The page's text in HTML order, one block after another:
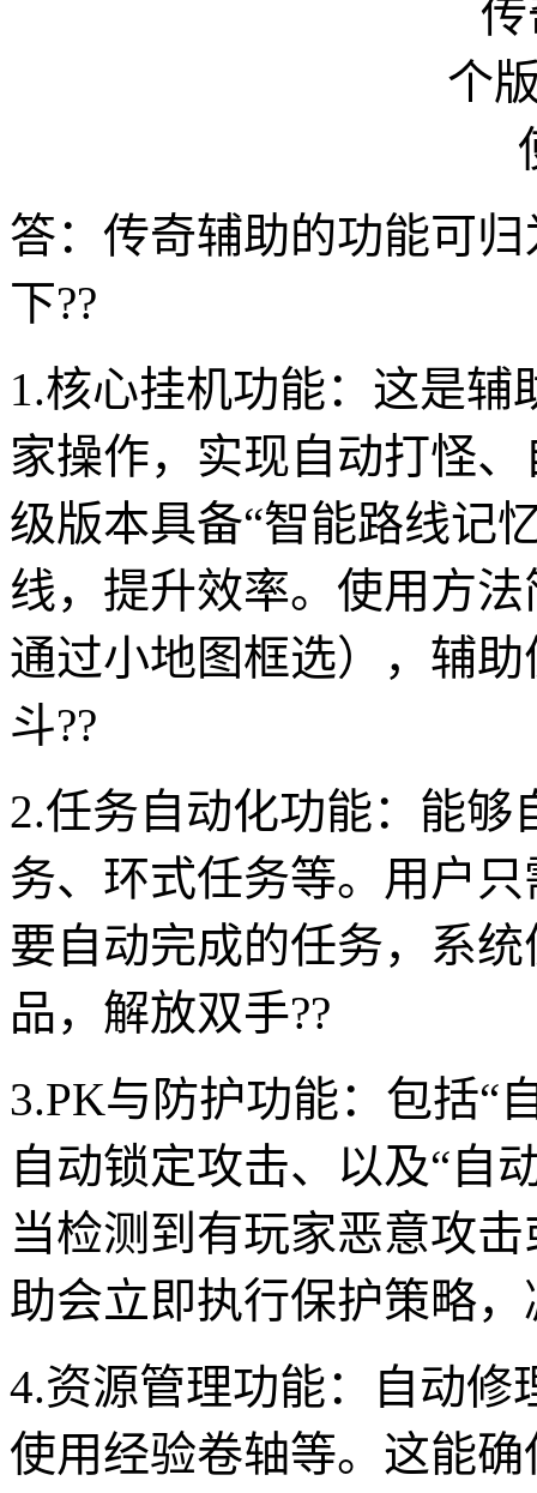
答：传奇辅助的功能可
下??
1.核心挂机功能：这是
家操作，实现自动打怪
级版本具备“智能路线记
线，提升效率。使用方
通过小地图框选），辅
斗??
2.任务自动化功能：能够
务、环式任务等。用户
要自动完成的任务，系
品，解放双手??
3.PK与防护功能：包括“
自动锁定攻击、以及“自
当检测到有玩家恶意攻
助会立即执行保护策略，
4.资源管理功能：自动修
使用经验卷轴等。这能